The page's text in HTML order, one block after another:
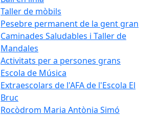
Taller de mòbils
Pesebre permanent de la gent gran
Caminades Saludables i Taller de
Mandales
Activitats per a persones grans
Escola de Música
Extraescolars de l'AFA de l'Escola El
Bruc
Rocòdrom Maria Antònia Simó